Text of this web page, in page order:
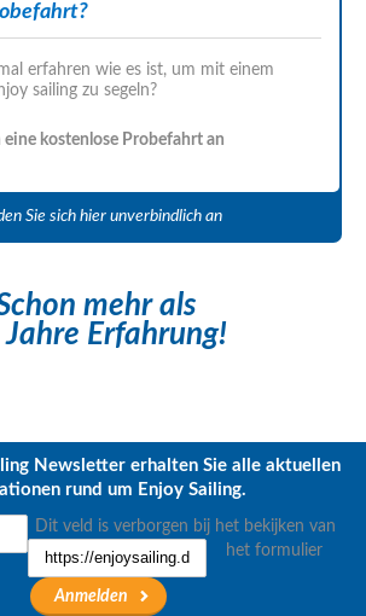
erfahren wie es ist, um mit einem
sailing zu segeln?
kostenlose Probefahrt an
Sie sich hier unverbindlich an
mehr als
Erfahrung!
Newsletter erhalten Sie alle aktuellen
rund um Enjoy Sailing.
Dit veld is verborgen bij het bekijken van
het formulier